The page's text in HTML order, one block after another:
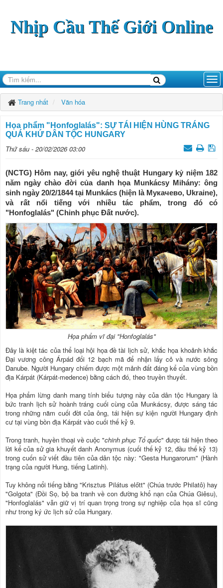
Nhịp Cầu Thế Giới Online
Trang nhất Văn hóa
Họa phẩm "Honfoglalás": SỰ TÁI HIỆN HÙNG TRÁNG
QUÁ KHỨ DÂN TỘC HUNGARY
Thứ sáu - 20/02/2026 03:00
(NCTG) Hôm nay, giới yêu nghệ thuật Hungary kỷ niệm 182
năm ngày chào đời của danh họa Munkácsy Mihány: ông
sinh ngày 20/2/1844 tại Munkács (hiện là Мукачево, Ukraine),
và rất nổi tiếng với nhiều tác phẩm, trong đó có
"Honfoglalás" (Chinh phục Đất nước).
Họa phẩm vĩ đại "Honfoglalás"
Đây là kiệt tác của thể loại hội họa đề tài lịch sử, khắc họa khoảnh khắc
Đại vương công Árpád đổi 12 bạch mã để nhận lấy cỏ và nước sông
Danube. Người Hungary chiếm được một mảnh đất đáng kể của vùng bồn
địa Kárpát (Kárpát-medence) bằng cách đó, theo truyền thuyết.
Họa phẩm lừng danh mang tính biểu tượng này của dân tộc Hungary là
bức tranh lịch sử hoành tráng cuối cùng của Munkácsy, được sáng tác
trong những năm cuối đời của ông, tái hiện sự kiện người Hungary định
cư tại vùng bồn địa Kárpát vào cuối thế kỷ 9.
Trong tranh, huyền thoại về cuộc "chinh phục Tổ quốc" được tái hiện theo
lời kể của sử gia khuyết danh Anonymus (cuối thế kỷ 12, đầu thế kỷ 13)
trong cuốn sử viết đầu tiên của dân tộc này: "Gesta Hungarorum" (Hành
trạng của người Hung, tiếng Latinh).
Tuy không nổi tiếng bằng "Krisztus Pilátus előtt" (Chúa trước Philatô) hay
"Golgota" (Đồi Sọ, bộ ba tranh về con đường khổ nạn của Chúa Giêsu),
"Honfoglalás" vẫn giữ vị trí quan trọng trong sự nghiệp của họa sĩ cũng
như trong ký ức lịch sử của Hungary.